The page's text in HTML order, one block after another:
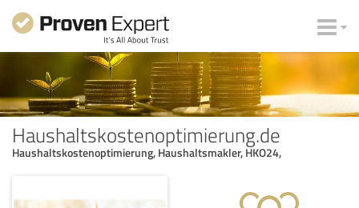
Haushaltskostenoptimierung.de
Haushaltskostenoptimierung, Haushaltsmakler, HKO24,